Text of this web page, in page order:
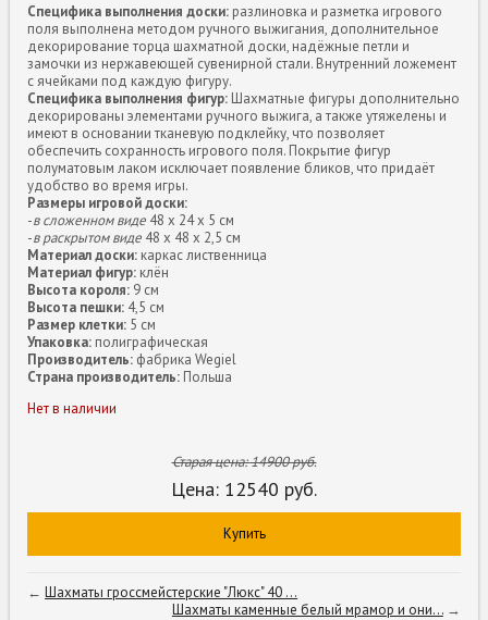
Специфика выполнения доски: разлиновка и разметка игрового
поля выполнена методом ручного выжигания, дополнительное
декорирование торца шахматной доски, надёжные петли и
замочки из нержавеющей сувенирной стали. Внутренний ложемент
с ячейками под каждую фигуру.
Специфика выполнения фигур: Шахматные фигуры дополнительно
декорированы элементами ручного выжига, а также утяжелены и
имеют в основании тканевую подклейку, что позволяет
обеспечить сохранность игрового поля. Покрытие фигур
полуматовым лаком исключает появление бликов, что придаёт
удобство во время игры.
Размеры игровой доски:
-в сложенном виде 48 х 24 х 5 см
-в раскрытом виде 48 х 48 х 2,5 см
Материал доски: каркас лиственница
Материал фигур: клён
Высота короля: 9 см
Высота пешки: 4,5 см
Размер клетки: 5 см
Упаковка: полиграфическая
Производитель: фабрика Wegiel
Страна производитель: Польша
Нет в наличии
Старая цена:14900руб.
Цена: 12540 руб.
Купить
←Шахматы гроссмейстерские "Люкс" 40 ...
Шахматы каменные белый мрамор и они...→